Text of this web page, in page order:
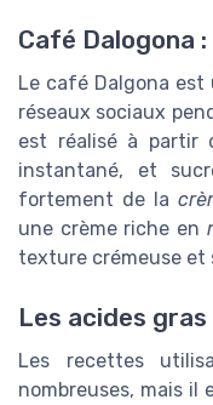
Café Dalogona
Le café Dalgona
réseaux sociaux
est réalisé à partir
instantané, et
fortement de la
une crème riche en
texture crémeuse et
Les acides
Les recettes
nombreuses, mais